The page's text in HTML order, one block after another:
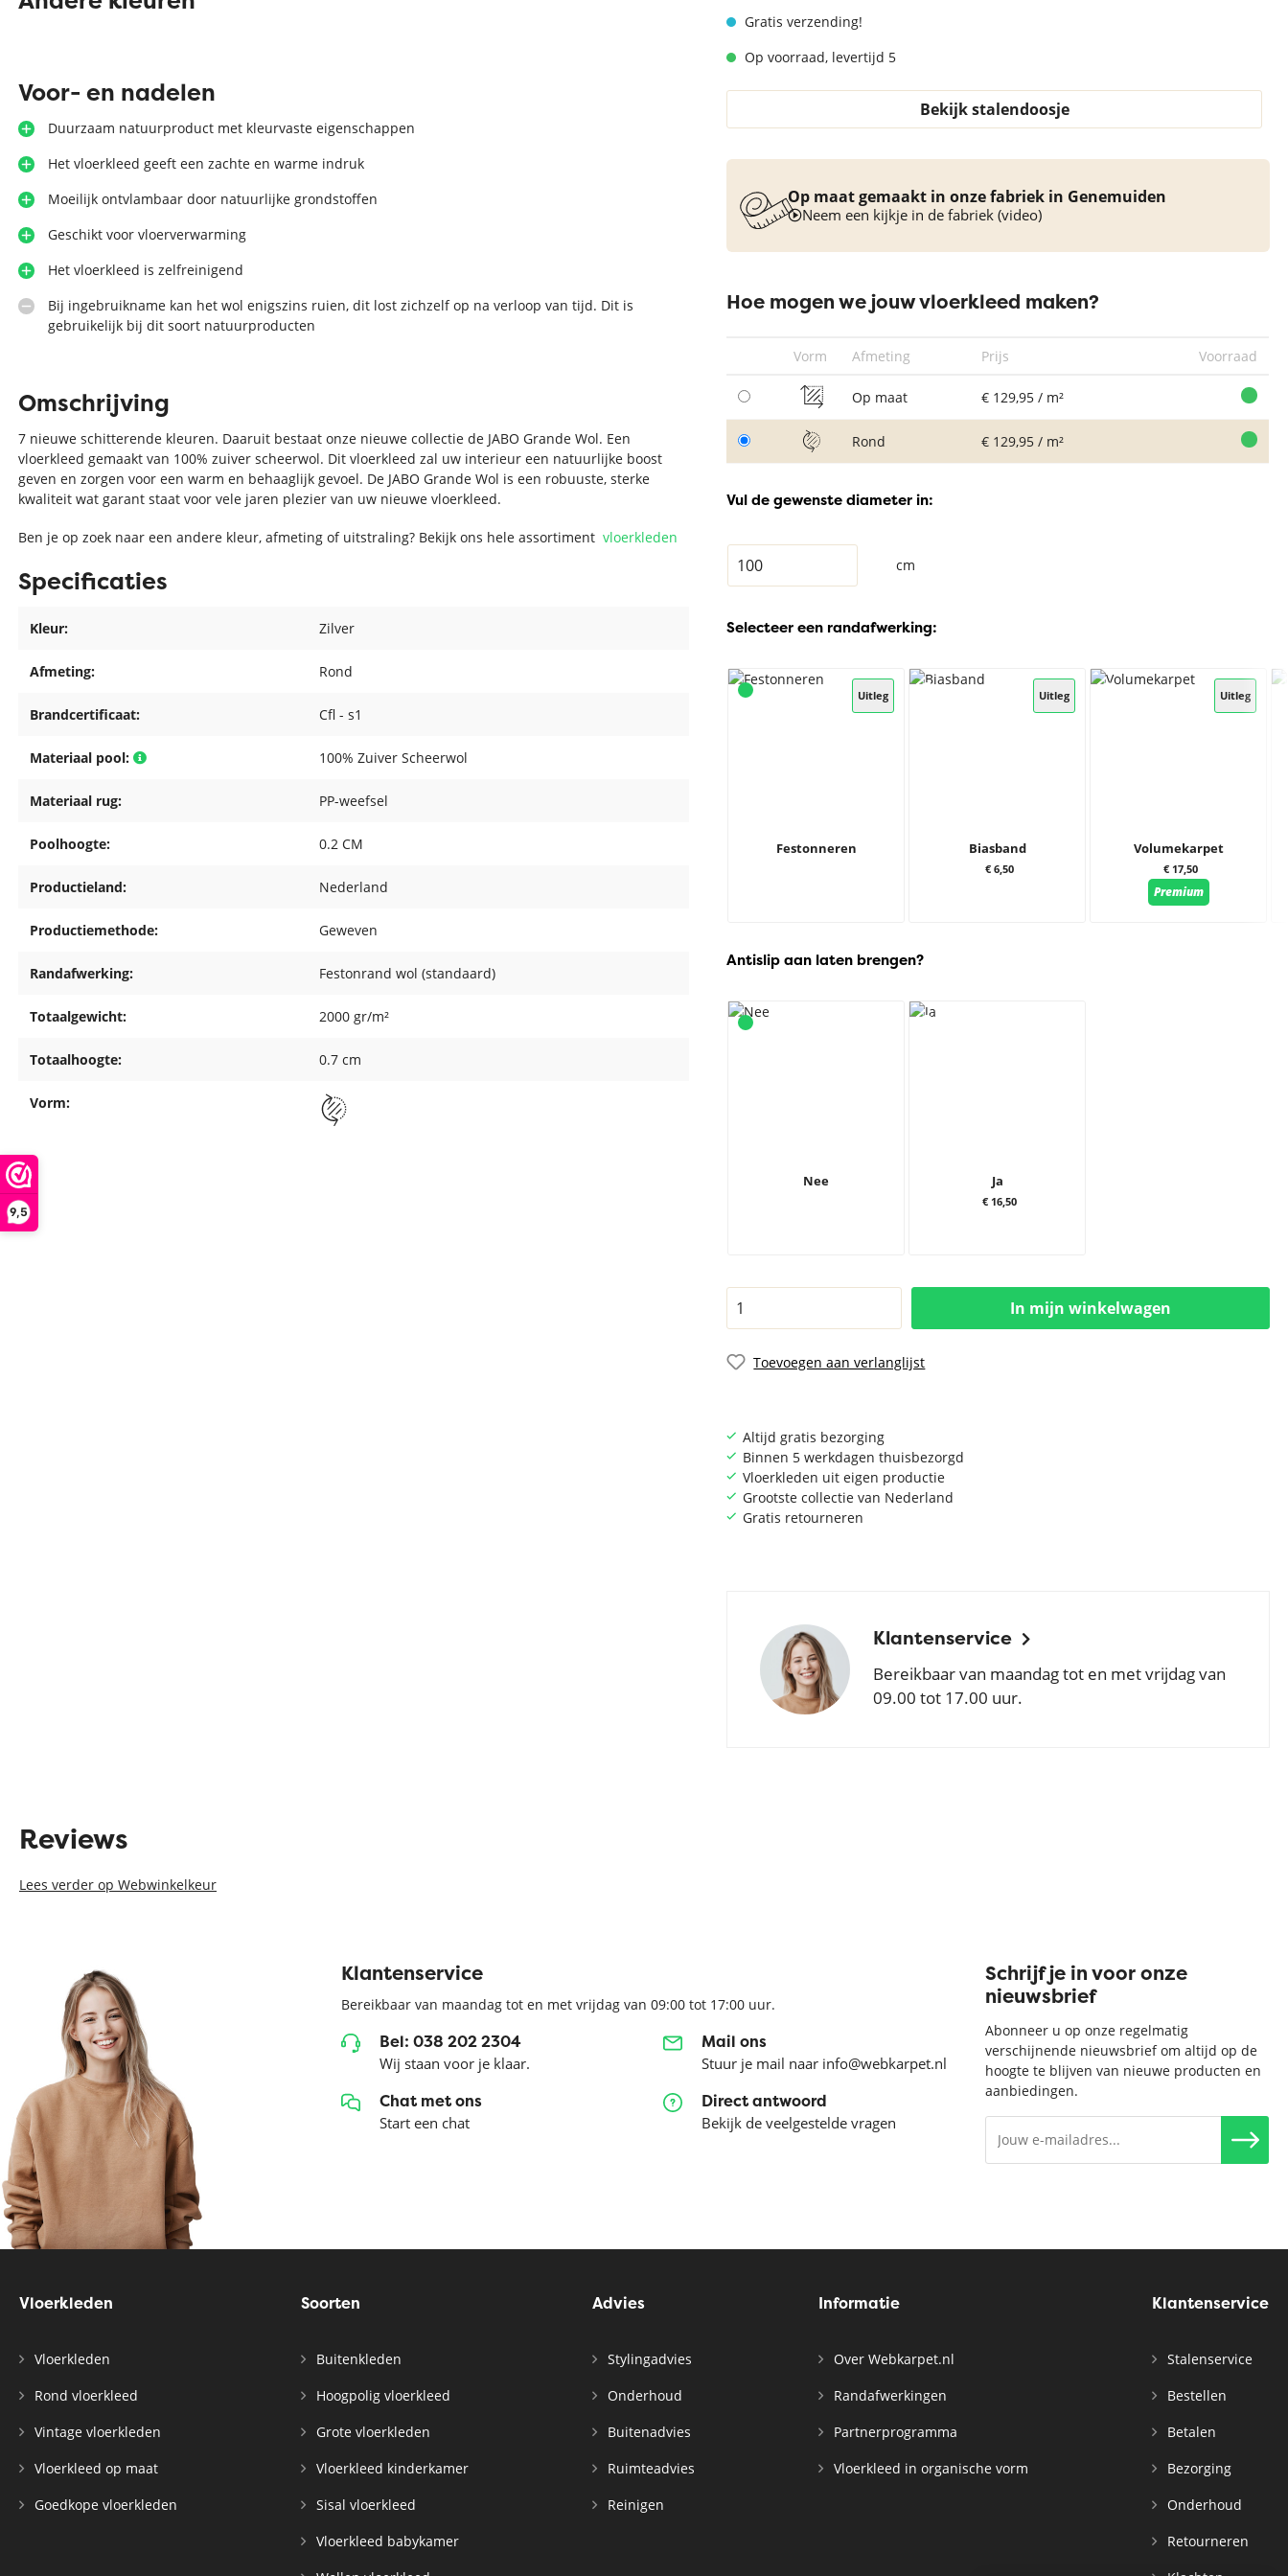
9,5
Vloerkleed turquoise
Toon alles Kleuren
Toon alles Soorten
Toon alles Afmetingen
Toon alles Merken
Gratis verzending!
Op voorraad, levertijd 5
Bekijk stalendoosje
Op maat gemaakt in onze fabriek in Genemuiden
Neem een kijkje in de fabriek (video)
Hoe mogen we jouw vloerkleed maken?
Vorm Afmeting Prijs Voorraad
Op maat € 129,95 / m²
Rond € 129,95 / m²
Vul de gewenste diameter in:
cm
Selecteer een randafwerking:
Uitleg
Festonneren
Uitleg
Biasband
€ 6,50
Uitleg
Volumekarpet
€ 17,50
Premium
Antislip aan laten brengen?
Nee Ja
€ 16,50
In mijn winkelwagen
Toevoegen aan verlanglijst
Altijd gratis bezorging
Binnen 5 werkdagen thuisbezorgd
Vloerkleden uit eigen productie
Grootste collectie van Nederland
Gratis retourneren
Voor- en nadelen
Duurzaam natuurproduct met kleurvaste eigenschappen
Het vloerkleed geeft een zachte en warme indruk
Moeilijk ontvlambaar door natuurlijke grondstoffen
Geschikt voor vloerverwarming
Het vloerkleed is zelfreinigend
Bij ingebruikname kan het wol enigszins ruien, dit lost zichzelf op na verloop van tijd. Dit is
gebruikelijk bij dit soort natuurproducten
Klantenservice
Bereikbaar van maandag tot en met vrijdag van
09.00 tot 17.00 uur.
Omschrijving
7 nieuwe schitterende kleuren. Daaruit bestaat onze nieuwe collectie de JABO Grande Wol. Een
vloerkleed gemaakt van 100% zuiver scheerwol. Dit vloerkleed zal uw interieur een natuurlijke boost
geven en zorgen voor een warm en behaaglijk gevoel. De JABO Grande Wol is een robuuste, sterke
kwaliteit wat garant staat voor vele jaren plezier van uw nieuwe vloerkleed.
Ben je op zoek naar een andere kleur, afmeting of uitstraling? Bekijk ons hele assortimentvloerkleden
Specificaties
Kleur: Zilver
Afmeting: Rond
Brandcertificaat: Cfl - s1
Materiaal pool: 100% Zuiver Scheerwol
Materiaal rug: PP-weefsel
Poolhoogte: 0.2 CM
Productieland: Nederland
Productiemethode: Geweven
Randafwerking: Festonrand wol (standaard)
Totaalgewicht: 2000 gr/m²
Totaalhoogte: 0.7 cm
Vorm:
Reviews
Lees verder op Webwinkelkeur
Klantenservice
Bereikbaar van maandag tot en met vrijdag van 09:00 tot 17:00 uur.
Bel: 038 202 2304
Wij staan voor je klaar.
Mail ons
Stuur je mail naar info@webkarpet.nl
Chat met ons
Start een chat
Direct antwoord
Bekijk de veelgestelde vragen
Schrijf je in voor onze
nieuwsbrief
Abonneer u op onze regelmatig
verschijnende nieuwsbrief om altijd op de
hoogte te blijven van nieuwe producten en
aanbiedingen.
Vloerkleden
Vloerkleden
Rond vloerkleed
Vintage vloerkleden
Vloerkleed op maat
Goedkope vloerkleden
Soorten
Buitenkleden
Hoogpolig vloerkleed
Grote vloerkleden
Vloerkleed kinderkamer
Sisal vloerkleed
Vloerkleed babykamer
Advies
Stylingadvies
Onderhoud
Buitenadvies
Ruimteadvies
Reinigen
Informatie
Over Webkarpet.nl
Randafwerkingen
Partnerprogramma
Vloerkleed in organische vorm
Klantenservice
Stalenservice
Bestellen
Betalen
Bezorging
Onderhoud
Retourneren